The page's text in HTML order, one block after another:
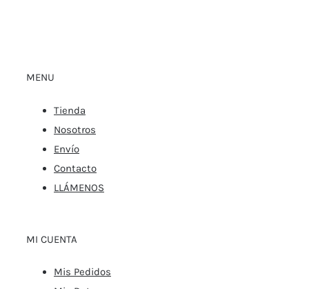
MENU
Tienda
Nosotros
Envío
Contacto
LLÁMENOS
MI CUENTA
Mis Pedidos